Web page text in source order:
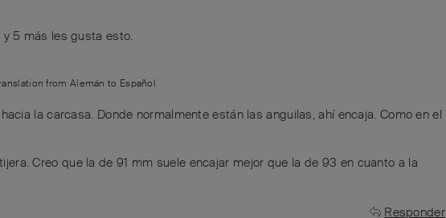
y 5 más les gusta esto.
from Alemán to Español
la carcasa. Donde normalmente están las anguilas, ahí encaja. Como en el
Creo que la de 91 mm suele encajar mejor que la de 93 en cuanto a la
Responder